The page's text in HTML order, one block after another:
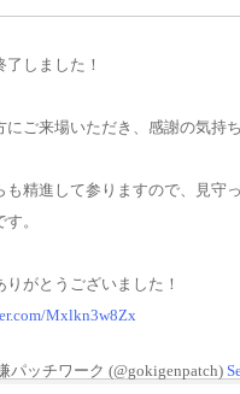
了しました！
にご来場いただき、感謝の気持
も精進して参りますので、見守
。
りがとうございました！
Mxlkn3w8Zx
パッチワーク (@gokigenpatch)